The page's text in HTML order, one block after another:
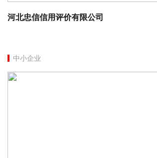
河北忠信信用评价有限公司
中小企业